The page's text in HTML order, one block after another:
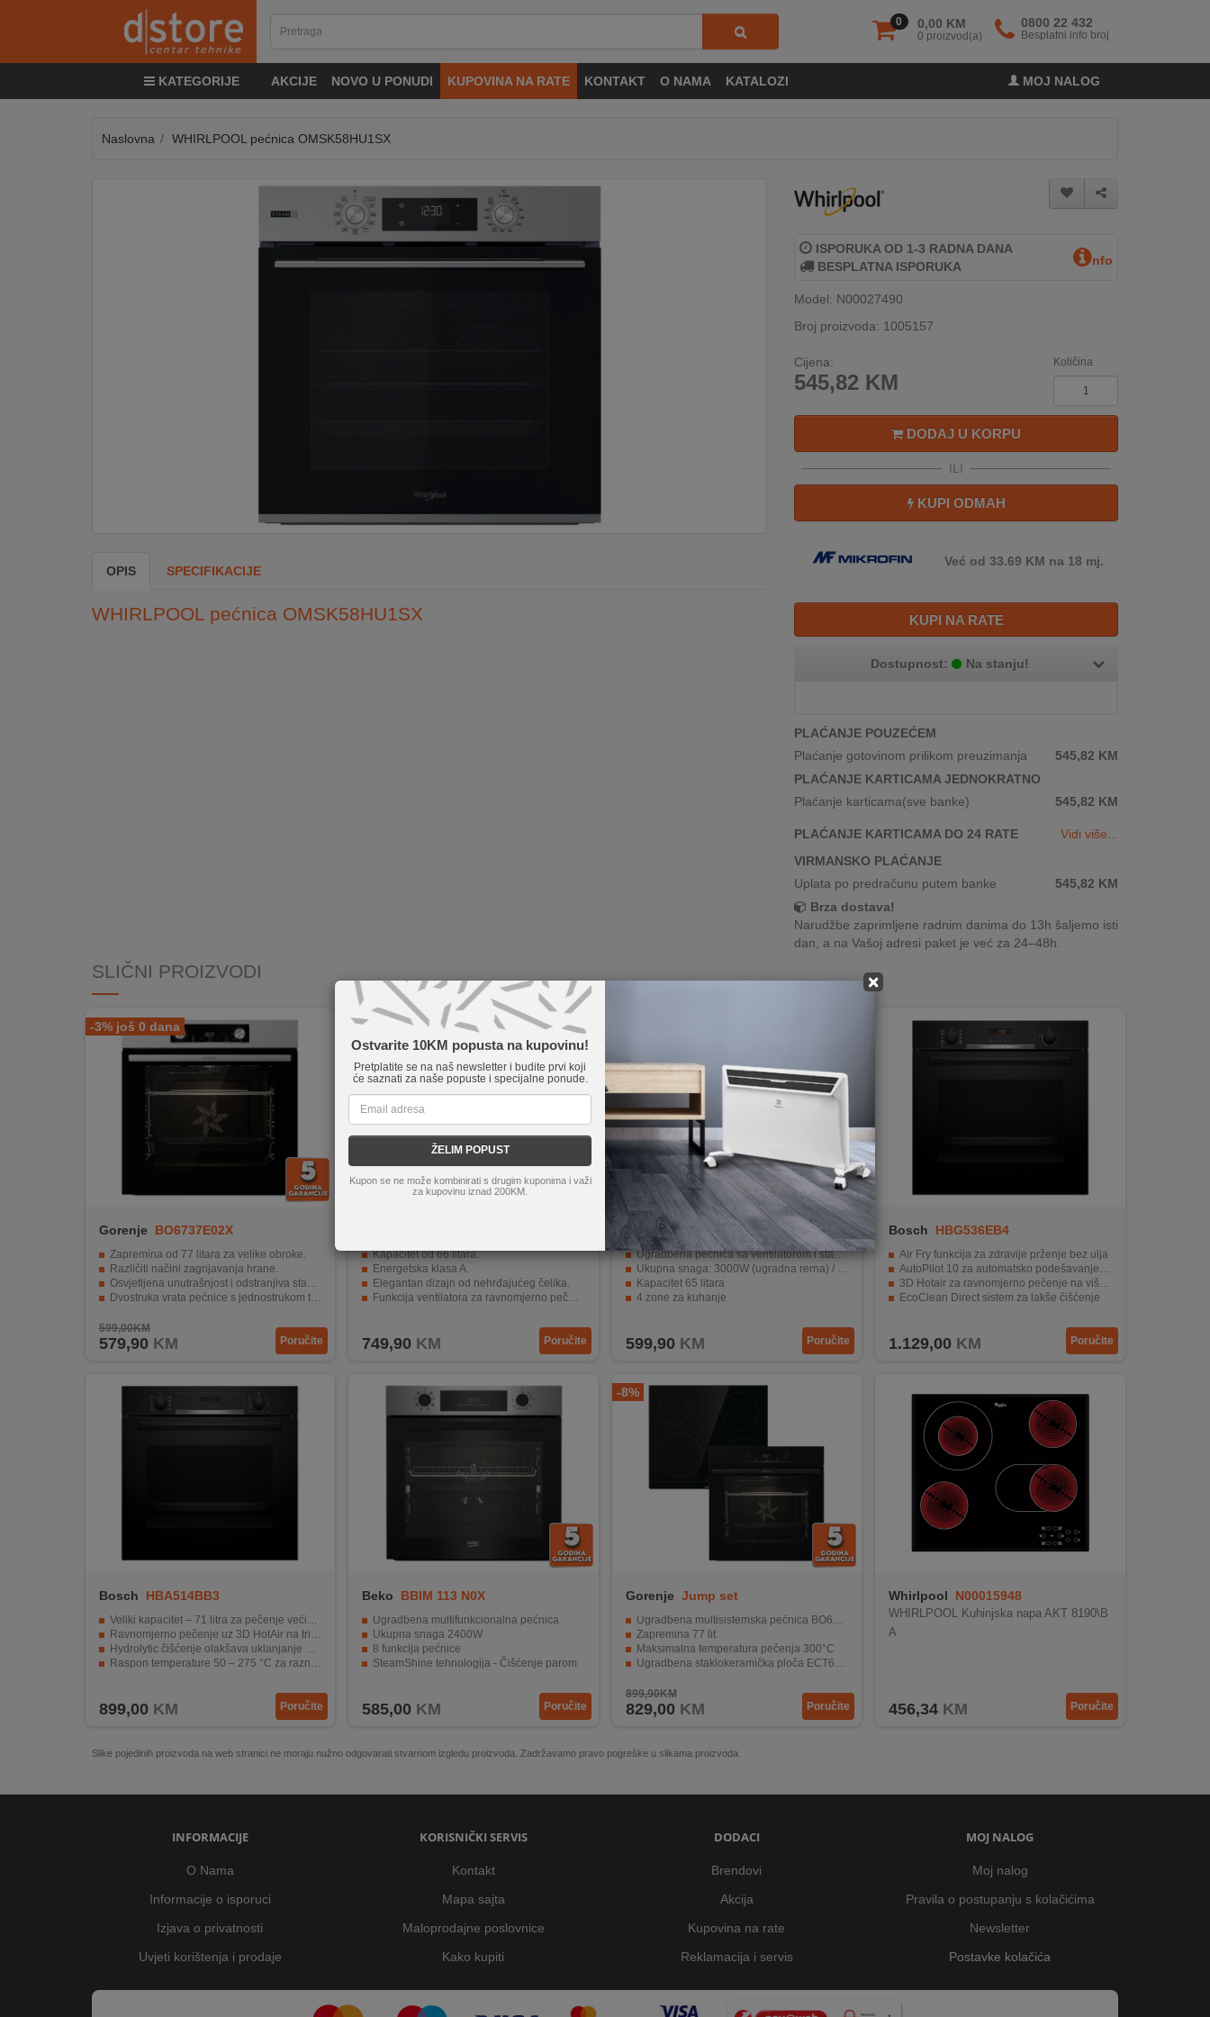
0 0,00 KM
0 proizvod(a)
0800 22 432
Besplatni info broj
KATEGORIJE AKCIJE NOVO U PONUDI KUPOVINA NA RATE KONTAKT O NAMA KATALOZI MOJ NALOG
&
KLIMATIZACIJA
×
Ostvarite 10KM popusta na kupovinu!
Pretplatite se na naš newsletter i budite prvi koji
će saznati za naše popuste i specijalne ponude.
ŽELIM POPUST
Kupon se ne može kombinirati s drugim kuponima i važi
za kupovinu iznad 200KM.
Naslovna WHIRLPOOL pećnica OMSK58HU1SX
OPIS SPECIFIKACIJE
WHIRLPOOL pećnica OMSK58HU1SX
ISPORUKA OD 1-3 RADNA DANA
BESPLATNA ISPORUKA
nfo
Model: N00027490
Broj proizvoda: 1005157
Cijena:
545,82 KM
Količina
DODAJ U KORPU
ILI
KUPI ODMAH
Već od 33.69 KM na 18 mj.
KUPI NA RATE
Dostupnost: Na stanju!
PLAĆANJE POUZEĆEM
Plaćanje gotovinom prilikom preuzimanja
545,82 KM
PLAĆANJE KARTICAMA JEDNOKRATNO
Plaćanje karticama(sve banke)
545,82 KM
PLAĆANJE KARTICAMA DO 24 RATE
Vidi više...
VIRMANSKO PLAĆANJE
Uplata po predračunu putem banke
545,82 KM
Brza dostava!
Narudžbe zaprimljene radnim danima do 13h šaljemo isti
dan, a na Vašoj adresi paket je već za 24–48h.
SLIČNI PROIZVODI
-3% još 0 dana
Gorenje BO6737E02X
Zapremina od 77 litara za velike obroke.
Različiti načini zagrijavanja hrane.
Osvjetljena unutrašnjost i odstranjiva staklena površina.
Dvostruka vrata pećnice s jednostrukom temperaturnom refleksijom.
599,00KM
579,90 KM Poručite
Kapacitet od 66 litara.
Energetska klasa A.
Elegantan dizajn od nehrđajućeg čelika.
Funkcija ventilatora za ravnomjerno pečenje.
749,90 KM Poručite
Tesla BO901MB+HV6401MB
Ugradbena pećnica sa ventilatorom i staklokeramička ploča za kuhanje
Ukupna snaga: 3000W (ugradna rerna) / 5500 - 6600W (ploča)
Kapacitet 65 litara
4 zone za kuhanje
599,90 KM Poručite
Bosch HBG536EB4
Air Fry funkcija za zdravije prženje bez ulja
AutoPilot 10 za automatsko podešavanje pečenja
3D Hotair za ravnomjerno pečenje na više nivoa
EcoClean Direct sistem za lakše čišćenje
1.129,00 KM Poručite
Bosch HBA514BB3
Veliki kapacitet – 71 litra za pečenje većih porcija
Ravnomjerno pečenje uz 3D HotAir na tri razine
Hydrolytic čišćenje olakšava uklanjanje nečistoća
Raspon temperature 50 – 275 °C za raznovrsne recepte
899,00 KM Poručite
Beko BBIM 113 N0X
Ugradbena multifunkcionalna pećnica
Ukupna snaga 2400W
8 funkcija pećnice
SteamShine tehnologija - Čišćenje parom
585,00 KM Poručite
-8%
Gorenje Jump set
(BO6735E02BK+ECT641BSC)
Ugradbena multisistemska pećnica BO6735E02BK
Zapremina 77 lit.
Maksimalna temperatura pečenja 300°C
Ugradbena staklokeramička ploča ECT641BSC
899,90KM
829,00 KM Poručite
Whirlpool N00015948
WHIRLPOOL Kuhinjska napa AKT 8190\B
A
456,34 KM Poručite
Slike pojedinih proizvoda na web stranici ne moraju nužno odgovarati stvarnom izgledu proizvoda. Zadržavamo pravo pogreške u slikama proizvoda.
INFORMACIJE
O Nama
Informacije o isporuci
Izjava o privatnosti
Uvjeti korištenja i prodaje
KORISNIČKI SERVIS
Kontakt
Mapa sajta
Maloprodajne poslovnice
Kako kupiti
DODACI
Brendovi
Akcija
Kupovina na rate
Reklamacija i servis
MOJ NALOG
Moj nalog
Pravila o postupanju s kolačićima
Newsletter
Postavke kolačića